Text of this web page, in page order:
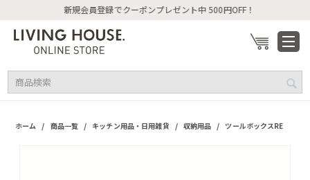
新規会員登録でクーポンプレゼント中 500円OFF！
ホーム / 商品一覧 / キッチン用品・日用雑貨 / 収納用品 / ツールボックスRE